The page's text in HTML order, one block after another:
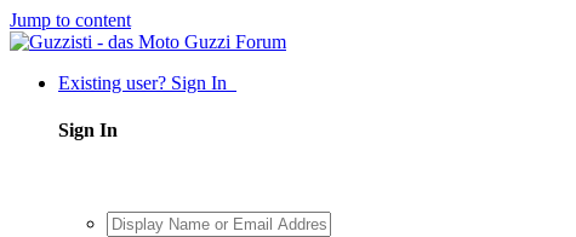
Jump to content
Existing user? Sign In
Sign In